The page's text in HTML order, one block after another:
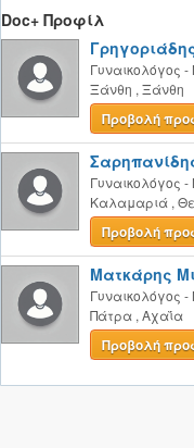
Doc+ Προφίλ
Γυναικολόγος
Ξάνθη , Ξάνθη
Προβολή
Γυναικολόγος
Καλαμαριά ,
Προβολή
Ματκάρης
Γυναικολόγος
Πάτρα , Αχαΐα
Προβολή